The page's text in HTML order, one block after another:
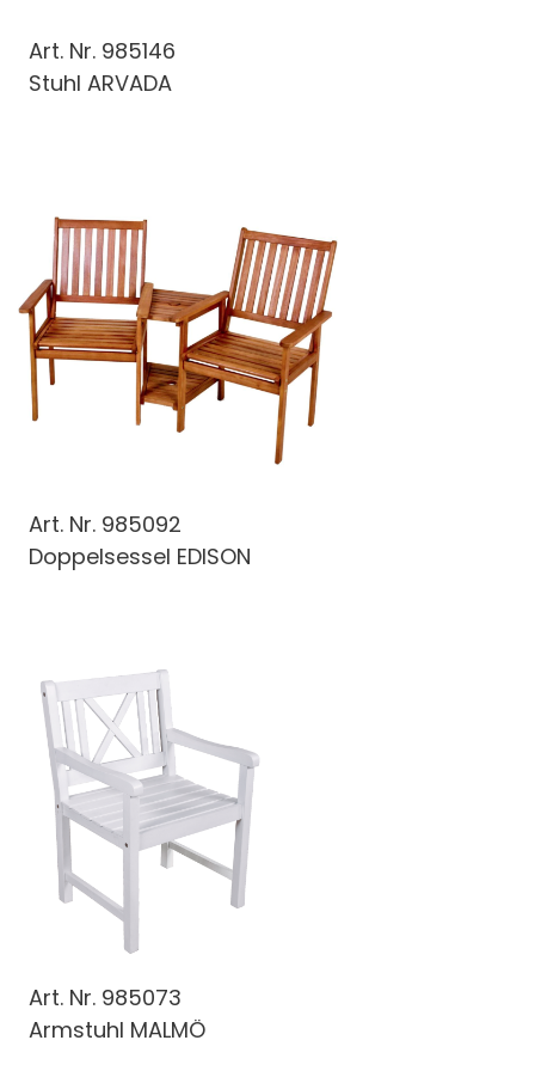
Art. Nr. 985146
Stuhl ARVADA
Art. Nr. 985092
Doppelsessel EDISON
Art. Nr. 985073
Armstuhl MALMÖ